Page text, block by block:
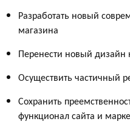
Разработать новый
магазина
Перенести новый
Осуществить частичный
Сохранить
функционал сайта и